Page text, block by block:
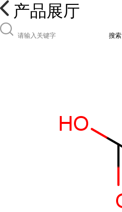
产品展厅
搜索